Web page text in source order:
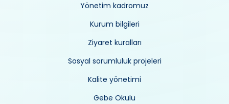
Yönetim kadromuz
Kurum bilgileri
Ziyaret kuralları
Sosyal sorumluluk projeleri
Kalite yönetimi
Gebe Okulu